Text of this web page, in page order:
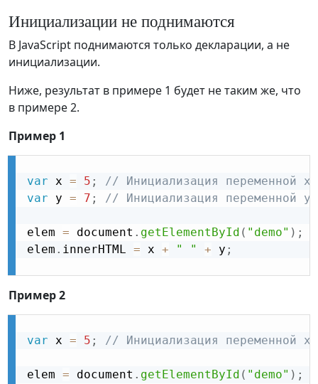
Инициализации не поднимаются
В JavaScript поднимаются только декларации, а не
инициализации.
Ниже, результат в примере 1 будет не таким же, что
в примере 2.
Пример 1
var x = 5 ;
// Инициализация переменной x
var y = 7 ; // Инициализация переменной y
elem = document . getElementById ( "demo" ) ;
elem . innerHTML = x + " " + y ;
Пример 2
var x = 5 ; // Инициализация переменной x
elem = document . getElementById ( "demo" ) ;